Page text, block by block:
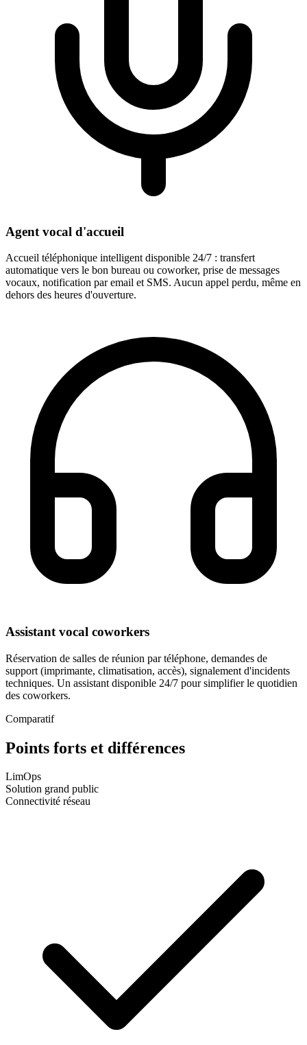
Agent vocal d'accueil
Accueil téléphonique intelligent disponible 24/7 : transfert
automatique vers le bon bureau ou coworker, prise de messages
vocaux, notification par email et SMS. Aucun appel perdu, même en
dehors des heures d'ouverture.
Assistant vocal coworkers
Réservation de salles de réunion par téléphone, demandes de
support (imprimante, climatisation, accès), signalement d'incidents
techniques. Un assistant disponible 24/7 pour simplifier le quotidien
des coworkers.
Comparatif
Points forts et différences
LimOps
Solution grand public
Connectivité réseau